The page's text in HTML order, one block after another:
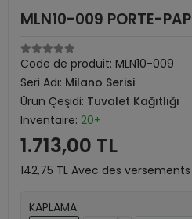
MLN10-009 PORTE-
Code de produit: MLN10-009
Seri Adı: Milano Serisi
Ürün Çeşidi: Tuvalet Kağıtlığı
Inventaire: 20+
1.713,00 TL
142,75 TL Avec des
KAPLAMA: